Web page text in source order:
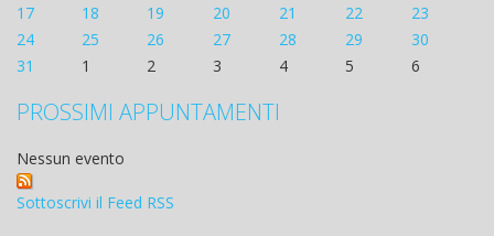
17
18 19 20 21 22
23
24
25 26 27 28 29
30
31
1 2 3 4 5 6
PROSSIMI APPUNTAMENTI
Nessun evento
Sottoscrivi il Feed RSS